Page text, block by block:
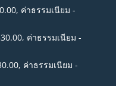
ค่าธรรมเนียม -
ค่าธรรมเนียม -
ค่าธรรมเนียม -